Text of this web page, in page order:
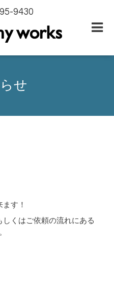
9430
せ
す！
しくはご依頼の流れにある